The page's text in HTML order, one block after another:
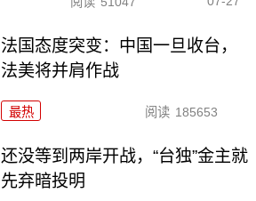
法国态度突变：中国一旦收台，
法美将并肩作战
最热 阅读 185653
还没等到两岸开战，“台独”金主就
先弃暗投明